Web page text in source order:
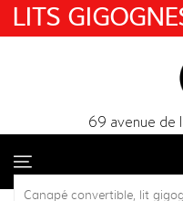
69 avenue de
LITS